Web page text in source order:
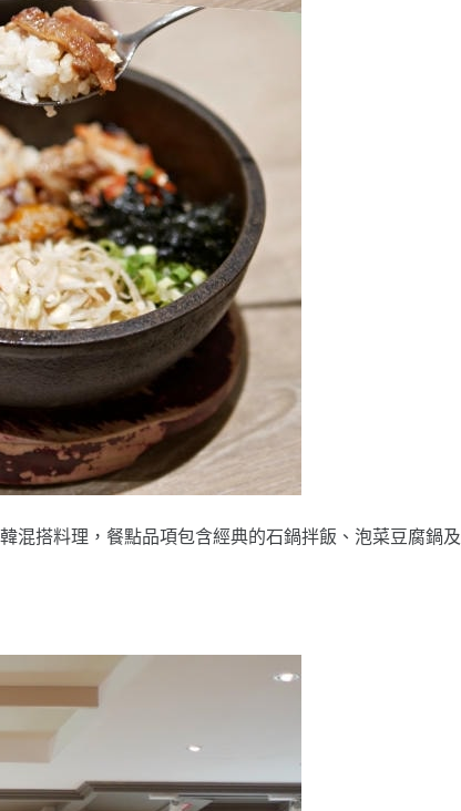
混搭料理，餐點品項包含經典的石鍋拌飯、泡菜豆腐鍋及